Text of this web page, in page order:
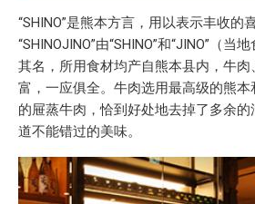
“SHINO”是熊本方言，用以表示丰收的
“SHINOJINO”由“SHINO”和“JINO”（当
其名，所用食材均产自熊本县内，牛
富，一应俱全。牛肉选用最高级的熊本
的屉蒸牛肉，恰到好处地去掉了多余
道不能错过的美味。